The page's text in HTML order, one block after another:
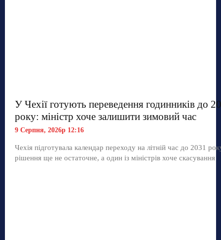
У Чехії готують переведення годинників до
року: міністр хоче залишити зимовий час
9 Серпня, 2026р 12:16
Чехія підготувала календар переходу на літній час до 2031
рішення ще не остаточне, а один із міністрів хоче скасування